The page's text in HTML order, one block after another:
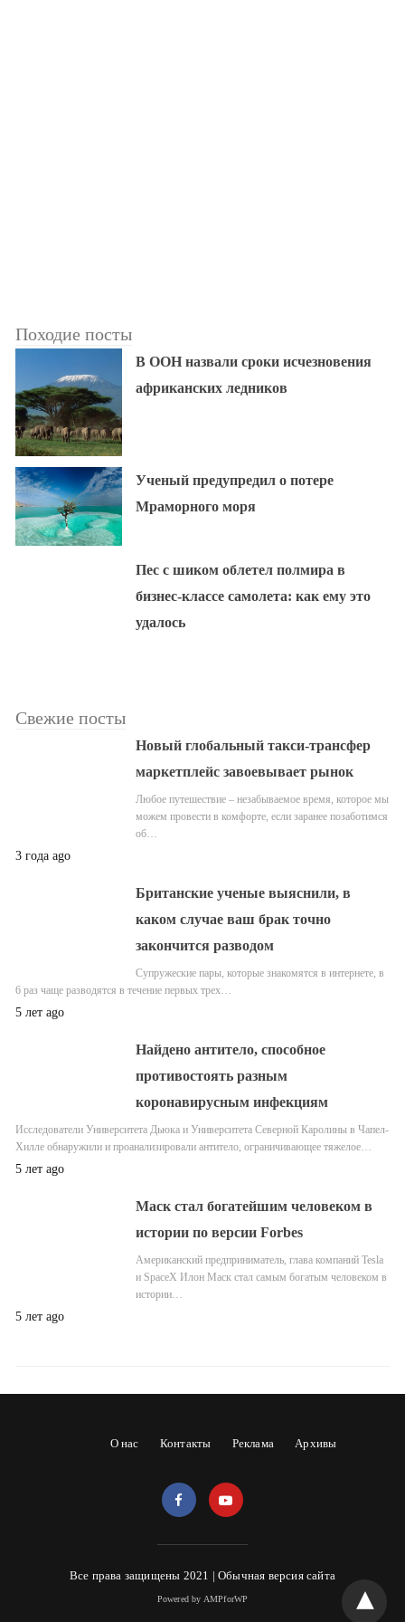
Походие посты
В ООН назвали сроки исчезновения
африканских ледников
Ученый предупредил о потере
Мраморного моря
Пес с шиком облетел полмира в
бизнес-классе самолета: как ему это
удалось
Свежие посты
Новый глобальный такси-трансфер
маркетплейс завоевывает рынок
Любое путешествие – незабываемое время, которое мы
можем провести в комфорте, если заранее позаботимся
об…
3 года ago
Британские ученые выяснили, в
каком случае ваш брак точно
закончится разводом
Супружеские пары, которые знакомятся в интернете, в
6 раз чаще разводятся в течение первых трех…
5 лет ago
Найдено антитело, способное
противостоять разным
коронавирусным инфекциям
Исследователи Университета Дьюка и Университета Северной Каролины в Чапел-
Хилле обнаружили и проанализировали антитело, ограничивающее тяжелое…
5 лет ago
Маск стал богатейшим человеком в
истории по версии Forbes
Американский предприниматель, глава компаний Tesla
и SpaceX Илон Маск стал самым богатым человеком в
истории…
5 лет ago
О нас Контакты Реклама Архивы
Все права защищены 2021 |Обычная версия сайта
Powered by AMPforWP